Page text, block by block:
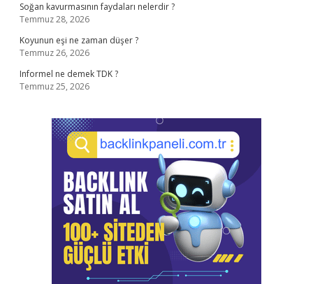
Soğan kavurmasının faydaları nelerdir ?
Temmuz 28, 2026
Koyunun eşi ne zaman düşer ?
Temmuz 26, 2026
Informel ne demek TDK ?
Temmuz 25, 2026